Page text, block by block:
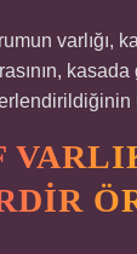
varlığı,